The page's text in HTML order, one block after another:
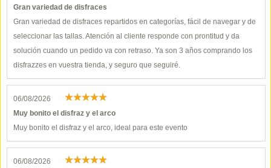
Gran variedad de disfraces
Gran variedad de disfraces repartidos en categorías, fácil de navegar y de
seleccionar las tallas. Atención al cliente responde con prontitud y da
solución cuando un pedido va con retraso. Ya son 3 años comprando los
disfrazzes en vuestra tienda, y seguro que seguiré.
06/08/2026
Muy bonito el disfraz y el arco
Muy bonito el disfraz y el arco, ideal para este evento
06/08/2026